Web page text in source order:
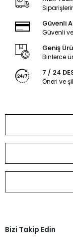
Güvenli
Güvenli
Geniş
Binlerce
7 / 24
Öneri ve
Bizi Takip Edin